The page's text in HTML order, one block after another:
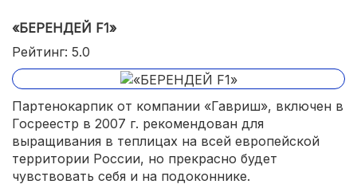
«БЕРЕНДЕЙ F1»
Рейтинг: 5.0
Партенокарпик от компании «Гавриш», включен в
Госреестр в 2007 г. рекомендован для
выращивания в теплицах на всей европейской
территории России, но прекрасно будет
чувствовать себя и на подоконнике.